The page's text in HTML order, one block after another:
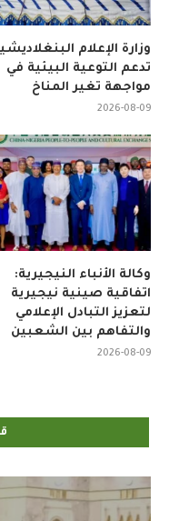
وزارة الإعلام
تدعم التوعية البيئية في
مواجهة تغير المناخ
2026-08-09
وكالة الأنباء النيجيرية:
اتفاقية صينية نيجيرية
لتعزيز التبادل الإعلامي
والتفاهم بين الشعبين
2026-08-09